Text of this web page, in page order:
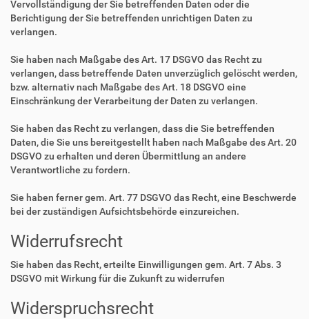
Vervollständigung der Sie betreffenden Daten oder die
Berichtigung der Sie betreffenden unrichtigen Daten zu
verlangen.
Sie haben nach Maßgabe des Art. 17 DSGVO das Recht zu
verlangen, dass betreffende Daten unverzüglich gelöscht werden,
bzw. alternativ nach Maßgabe des Art. 18 DSGVO eine
Einschränkung der Verarbeitung der Daten zu verlangen.
Sie haben das Recht zu verlangen, dass die Sie betreffenden
Daten, die Sie uns bereitgestellt haben nach Maßgabe des Art. 20
DSGVO zu erhalten und deren Übermittlung an andere
Verantwortliche zu fordern.
Sie haben ferner gem. Art. 77 DSGVO das Recht, eine Beschwerde
bei der zuständigen Aufsichtsbehörde einzureichen.
Widerrufsrecht
Sie haben das Recht, erteilte Einwilligungen gem. Art. 7 Abs. 3
DSGVO mit Wirkung für die Zukunft zu widerrufen
Widerspruchsrecht